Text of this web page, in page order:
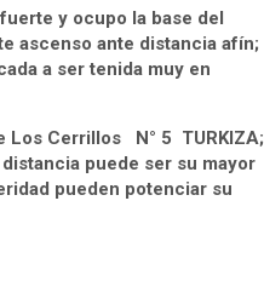
y ocupo la base del
ascenso ante distancia afín;
a ser tenida muy en
Los Cerrillos N° 5 TURKIZA;
distancia puede ser su mayor
pueden potenciar su